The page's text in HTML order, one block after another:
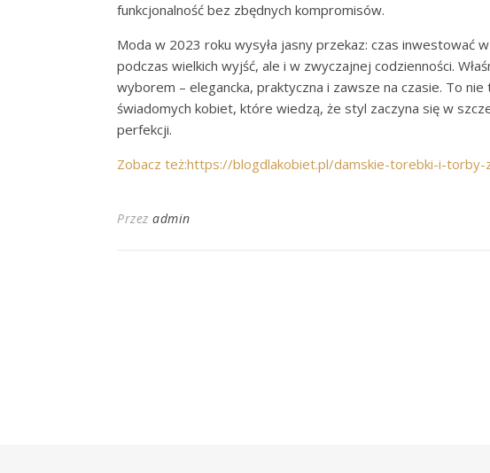
funkcjonalność bez zbędnych kompromisów.
Moda w 2023 roku wysyła jasny przekaz: czas inwestować
podczas wielkich wyjść, ale i w zwyczajnej codzienności.
wyborem – elegancka, praktyczna i zawsze na czasie. To
świadomych kobiet, które wiedzą, że styl zaczyna się w
perfekcji.
Zobacz też:https://blogdlakobiet.pl/damskie-torebki-i-
Przez admin